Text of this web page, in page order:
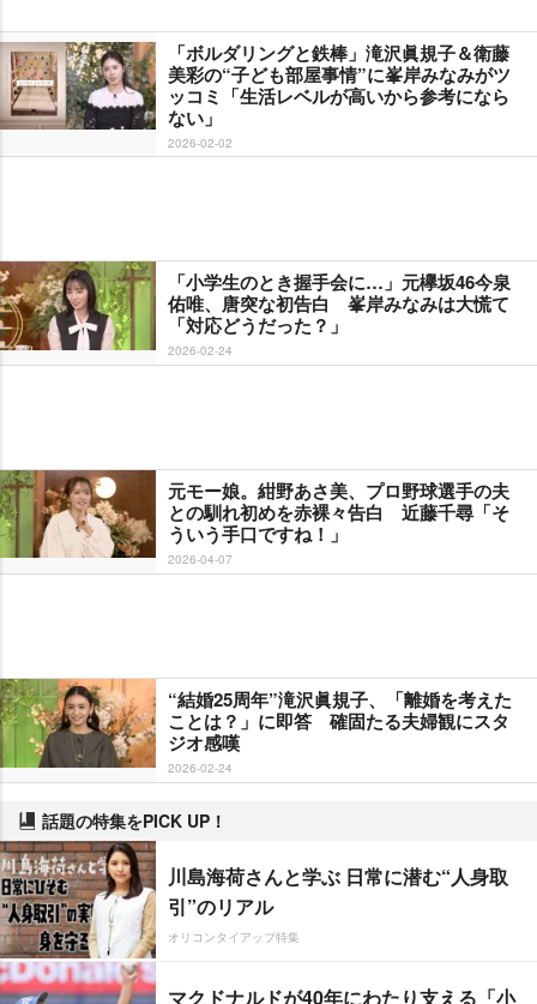
「ボルダリングと鉄棒」滝沢眞規子＆衛藤
美彩の“子ども部屋事情”に峯岸みなみがツ
ッコミ「生活レベルが高いから参考になら
ない」
2026-02-02
「小学生のとき握手会に…」元欅坂46今泉
佑唯、唐突な初告白 峯岸みなみは大慌て
「対応どうだった？」
2026-02-24
元モー娘。紺野あさ美、プロ野球選手の夫
との馴れ初めを赤裸々告白 近藤千尋「そ
ういう手口ですね！」
2026-04-07
“結婚25周年”滝沢眞規子、「離婚を考えた
ことは？」に即答 確固たる夫婦観にスタ
ジオ感嘆
2026-02-24
話題の特集をPICK UP！
川島海荷さんと学ぶ 日常に潜む“人身取
引”のリアル
オリコンタイアップ特集
マクドナルドが40年にわたり支える「小